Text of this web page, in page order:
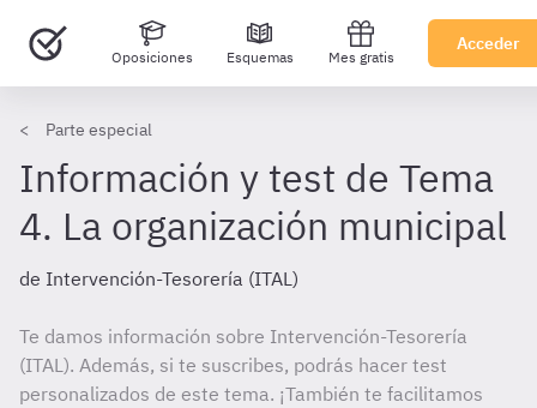
Oposiciones Esquemas Mes gratis
Acceder
Parte especial
Información y test de Tema
4. La organización municipal
de Intervención-Tesorería (ITAL)
Te damos información sobre Intervención-Tesorería
(ITAL). Además, si te suscribes, podrás hacer test
personalizados de este tema. ¡También te facilitamos